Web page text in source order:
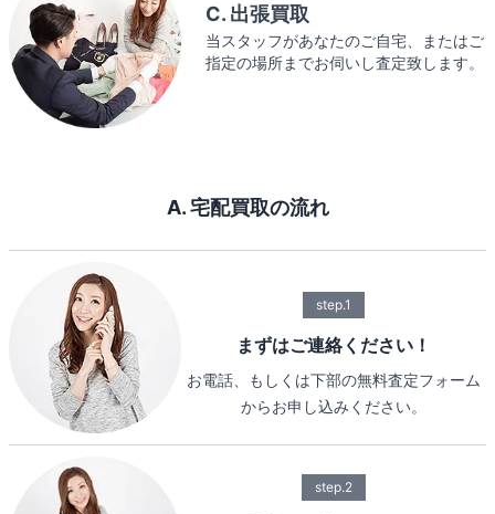
C. 出張買取
当スタッフがあなたのご自宅、またはご
指定の場所までお伺いし査定致します。
A. 宅配買取の流れ
step.1
まずはご連絡ください！
お電話、もしくは下部の無料査定フォーム
からお申し込みください。
step.2